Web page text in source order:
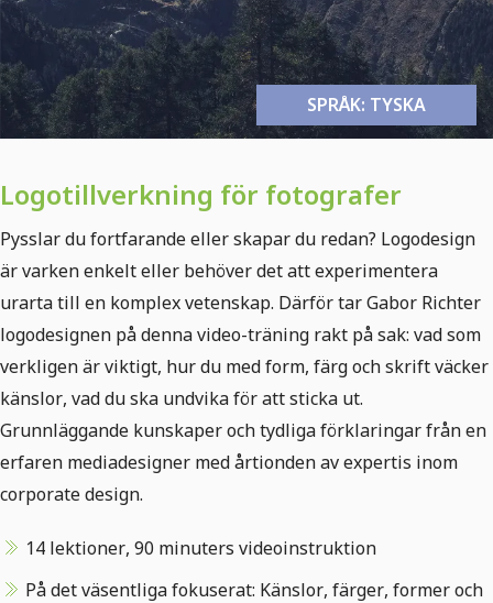
SPRÅK: TYSKA
Logotillverkning för fotografer
Pysslar du fortfarande eller skapar du redan? Logodesign
är varken enkelt eller behöver det att experimentera
urarta till en komplex vetenskap. Därför tar Gabor Richter
logodesignen på denna video-träning rakt på sak: vad som
verkligen är viktigt, hur du med form, färg och skrift väcker
känslor, vad du ska undvika för att sticka ut.
Grunnläggande kunskaper och tydliga förklaringar från en
erfaren mediadesigner med årtionden av expertis inom
corporate design.
14 lektioner, 90 minuters videoinstruktion
På det väsentliga fokuserat: Känslor, färger, former och